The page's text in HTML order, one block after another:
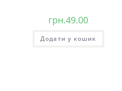
грн.49.00
Додати у кошик